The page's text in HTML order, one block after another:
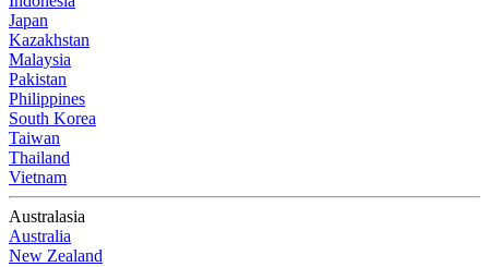
Japan
Kazakhstan
Malaysia
Pakistan
Philippines
South Korea
Taiwan
Thailand
Vietnam
Australasia
Australia
New Zealand